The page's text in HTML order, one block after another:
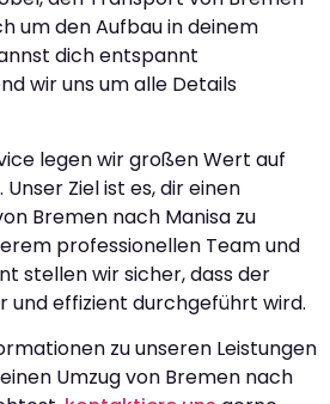
um den Aufbau in deinem
dich entspannt
wir uns um alle Details
legen wir großen Wert auf
Ziel ist es, dir einen
Bremen nach Manisa zu
professionellen Team und
stellen wir sicher, dass der
und effizient durchgeführt wird.
zu unseren Leistungen
Umzug von Bremen nach